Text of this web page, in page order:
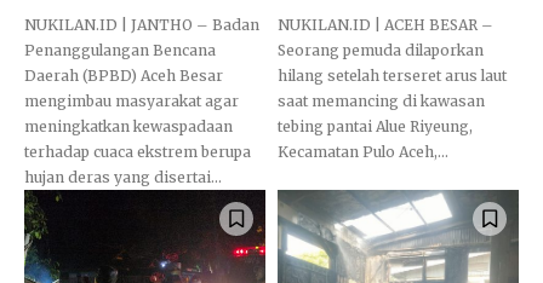
NUKILAN.ID | JANTHO – Badan
Penanggulangan Bencana
Daerah (BPBD) Aceh Besar
mengimbau masyarakat agar
meningkatkan kewaspadaan
terhadap cuaca ekstrem berupa
hujan deras yang disertai...
NUKILAN.ID | ACEH BESAR –
Seorang pemuda dilaporkan
hilang setelah terseret arus laut
saat memancing di kawasan
tebing pantai Alue Riyeung,
Kecamatan Pulo Aceh,...